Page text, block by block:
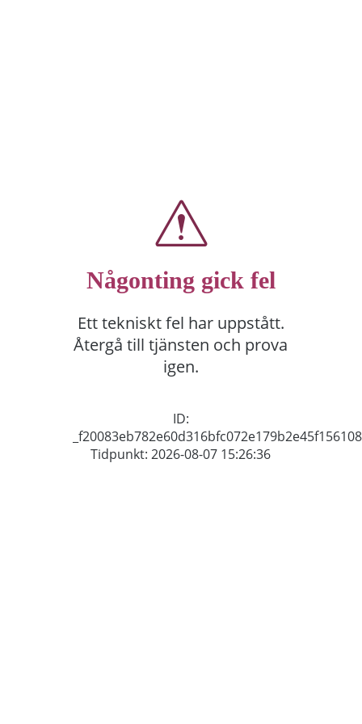
Någonting gick fel
Ett tekniskt fel har uppstått.
Återgå till tjänsten och prova
igen.
ID:
_f20083eb782e60d316bfc072e179b2e45f156108
Tidpunkt: 2026-08-07 15:26:36